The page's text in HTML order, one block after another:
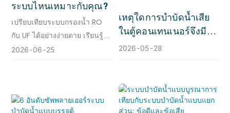
ระบบไหนเหมาะกับคุณ?
เปรียบเทียบระบบกรองน้ำ RO
กับ UF ได้อย่างง่ายดาย เรียนรู้
ข้อดีและข้อเสียของแต่ละระบบ
2026 06 25
เหตุใดการบำบัดน้ำเสีย
ในตู้คอนเทนเนอร์จึงมี
ความสำคัญ? ทำไมจึง
2026 05 28